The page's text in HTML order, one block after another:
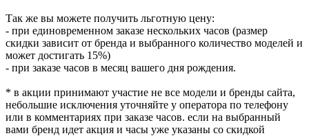
Так же вы можете получить льготную цену:
- при единовременном заказе нескольких часов (размер
скидки зависит от бренда и выбранного количество моделей и
может достигать 15%)
- при заказе часов в месяц вашего дня рождения.
* в акции принимают участие не все модели и бренды сайта,
небольшие исключения уточняйте у оператора по телефону
или в комментариях при заказе часов. если на выбранный
вами бренд идет акция и часы уже указаны со скидкой